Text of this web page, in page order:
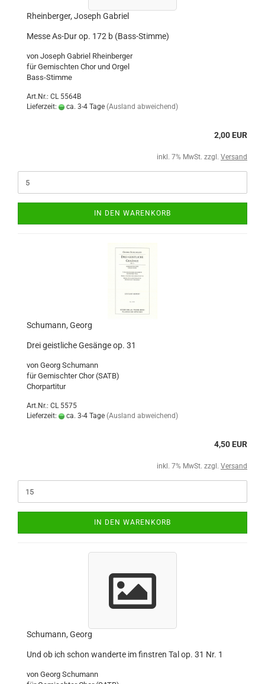
Rheinberger, Joseph Gabriel
Messe As-Dur op. 172 b (Bass-Stimme)
von Joseph Gabriel Rheinberger
für Gemischten Chor und Orgel
Bass-Stimme
Art.Nr.: CL 5564B
Lieferzeit:
ca. 3-4 Tage (Ausland abweichend)
2,00 EUR
inkl. 7% MwSt. zzgl. Versand
IN DEN WARENKORB
Schumann, Georg
Drei geistliche Gesänge op. 31
von Georg Schumann
für Gemischter Chor (SATB)
Chorpartitur
Art.Nr.: CL 5575
Lieferzeit:
ca. 3-4 Tage (Ausland abweichend)
4,50 EUR
inkl. 7% MwSt. zzgl. Versand
IN DEN WARENKORB
Schumann, Georg
Und ob ich schon wanderte im finstren Tal op. 31 Nr. 1
von Georg Schumann